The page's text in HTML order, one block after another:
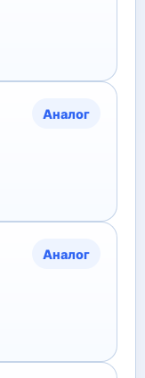
Аналог
Аналог